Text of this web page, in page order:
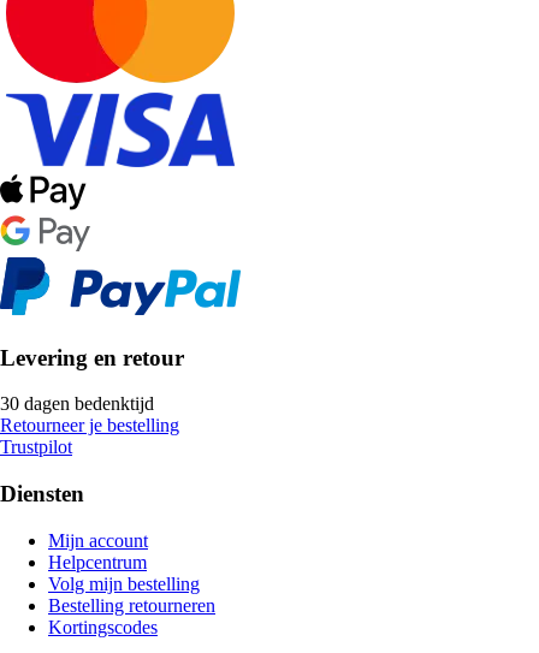
Levering en retour
30 dagen bedenktijd
Retourneer je bestelling
Trustpilot
Diensten
Mijn account
Helpcentrum
Volg mijn bestelling
Bestelling retourneren
Kortingscodes